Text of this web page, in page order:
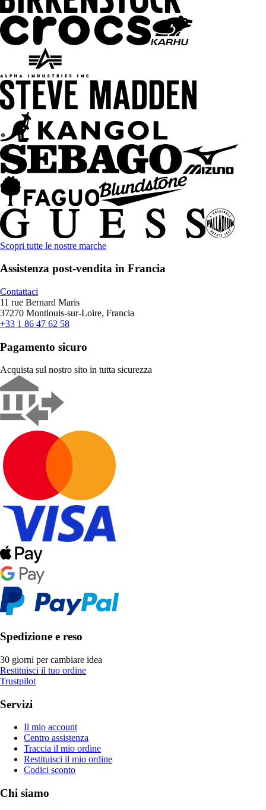
Scopri tutte le nostre marche
Assistenza post-vendita in Francia
Contattaci
11 rue Bernard Maris
37270 Montlouis-sur-Loire, Francia
+33 1 86 47 62 58
Pagamento sicuro
Acquista sul nostro sito in tutta sicurezza
Spedizione e reso
30 giorni per cambiare idea
Restituisci il tuo ordine
Trustpilot
Servizi
Il mio account
Centro assistenza
Traccia il mio ordine
Restituisci il mio ordine
Codici sconto
Chi siamo